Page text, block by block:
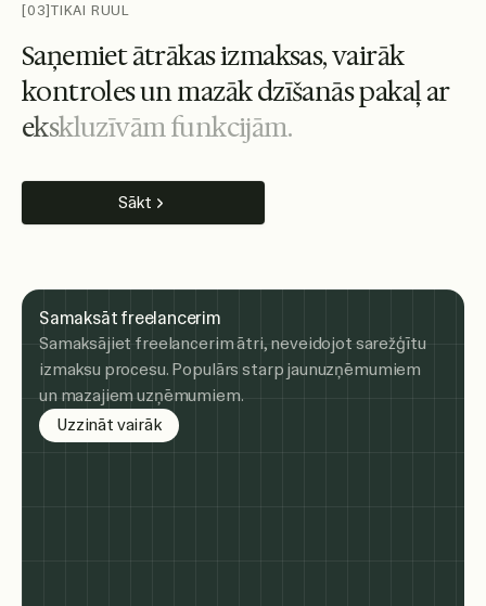
[03]TIKAI RUUL
Saņemietātrākasizmaksas,vairāk
kontrolesunmazākdzīšanāspakaļar
ekskluzīvāmfunkcijām.
Sākt
Samaksāt freelancerim
Samaksājiet freelancerim ātri, neveidojot sarežģītu
izmaksu procesu. Populārs starp jaunuzņēmumiem
un mazajiem uzņēmumiem.
Uzzināt vairāk